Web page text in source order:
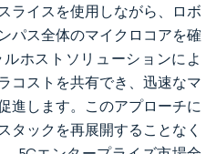
ライスを使用しながら、ロボ
パス全体のマイクロコアを確
ホストソリューションによ
コストを共有でき、迅速なマ
進します。このアプローチに
タックを再展開することなく